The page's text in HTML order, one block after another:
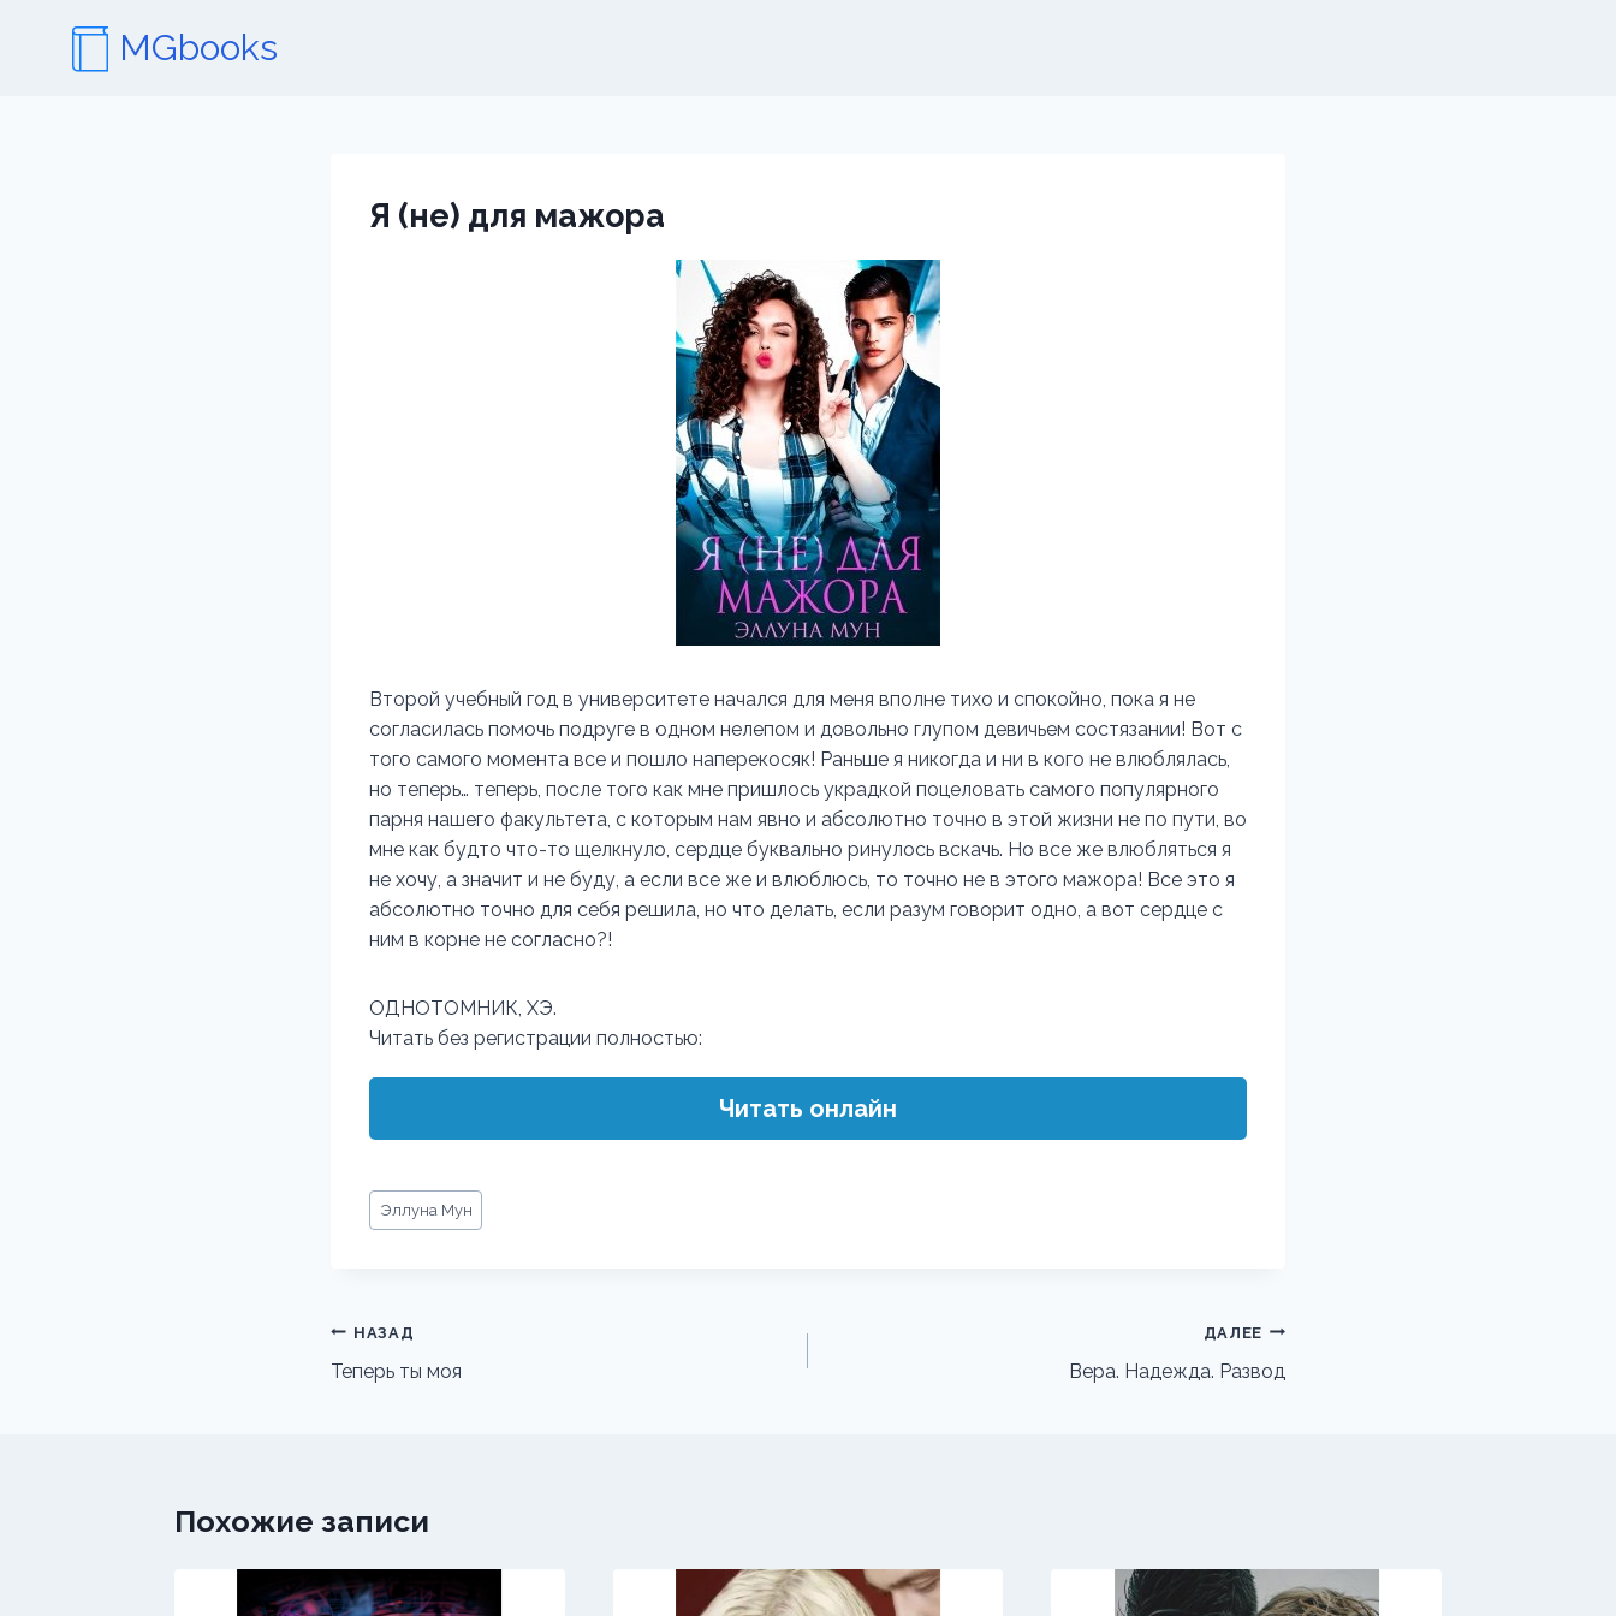
содержимому
MGbooks
Я (не) для мажора
Второй учебный год в университете начался для меня вполне тихо и спокойно, пока я не
согласилась помочь подруге в одном нелепом и довольно глупом девичьем состязании! Вот с
того самого момента все и пошло наперекосяк! Раньше я никогда и ни в кого не влюблялась,
но теперь… теперь, после того как мне пришлось украдкой поцеловать самого популярного
парня нашего факультета, с которым нам явно и абсолютно точно в этой жизни не по пути, во
мне как будто что-то щелкнуло, сердце буквально ринулось вскачь. Но все же влюбляться я
не хочу, а значит и не буду, а если все же и влюблюсь, то точно не в этого мажора! Все это я
абсолютно точно для себя решила, но что делать, если разум говорит одно, а вот сердце с
ним в корне не согласно?!
ОДНОТОМНИК, ХЭ.
Читать без регистрации полностью:
Читать онлайн
Метки
записи:
Эллуна Мун
Навигация
по
НАЗАД
Теперь ты моя
ДАЛЕЕ
Вера. Надежда. Развод
Похожие записи